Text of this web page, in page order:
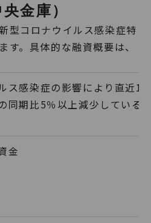
金庫）
型コロナウイルス感染症特
す。具体的な融資概要は、
ス感染症の影響により直近1
同期比5％以上減少している
金